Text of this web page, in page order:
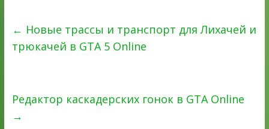
← Новые трассы и транспорт для Лихачей и
трюкачей в GTA 5 Online
Редактор каскадерских гонок в GTA Online
→